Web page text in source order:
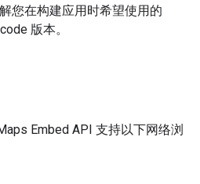
您在构建应用时希望使用的
版本。
Embed API 支持以下网络浏